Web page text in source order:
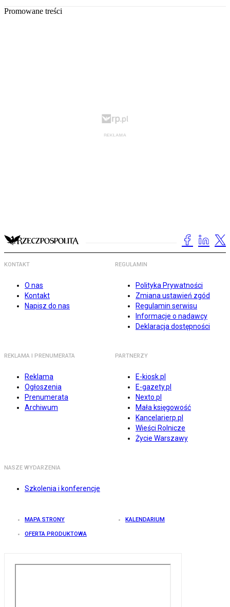
Promowane treści
KONTAKT
O nas
Kontakt
Napisz do nas
REGULAMIN
Polityka Prywatności
Zmiana ustawień zgód
Regulamin serwisu
Informacje o nadawcy
Deklaracja dostępności
REKLAMA I PRENUMERATA
Reklama
Ogłoszenia
Prenumerata
Archiwum
PARTNERZY
E-kiosk.pl
E-gazety.pl
Nexto.pl
Mała księgowość
Kancelarierp.pl
Wieści Rolnicze
Życie Warszawy
NASZE WYDARZENIA
Szkolenia i konferencje
MAPA STRONY KALENDARIUM
OFERTA PRODUKTOWA